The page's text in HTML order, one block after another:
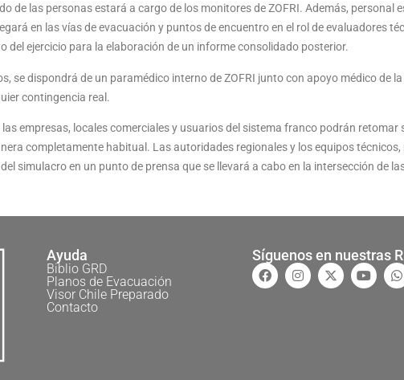
de las personas estará a cargo de los monitores de ZOFRI. Además, personal
en las vías de evacuación y puntos de encuentro en el rol de evaluadores
del ejercicio para la elaboración de un informe consolidado posterior.
se dispondrá de un paramédico interno de ZOFRI junto con apoyo médico de
contingencia real.
las empresas, locales comerciales y usuarios del sistema franco podrán retomar
completamente habitual. Las autoridades regionales y los equipos
simulacro en un punto de prensa que se llevará a cabo en la intersección de
Ayuda
Biblio GRD
Planos de Evacuación
Visor Chile Preparado
Contacto
Síguenos en nuestras